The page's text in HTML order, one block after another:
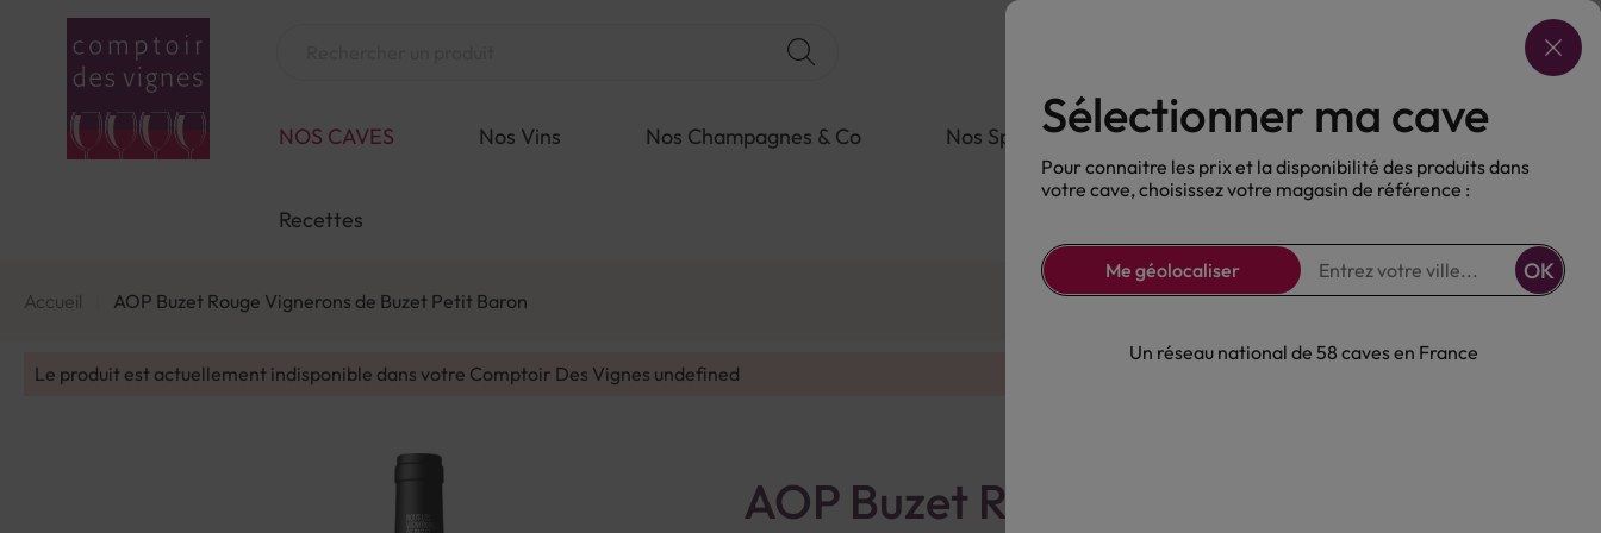
Choisir ma cave
NOS CAVES Nos Vins Nos Champagnes & Co Nos Spiritueux Nos Bières Sans alcool
Recettes
Accueil AOP Buzet Rouge Vignerons de Buzet Petit Baron
Le produit est actuellement indisponible dans votre Comptoir Des Vignes undefined
AOP Buzet Rouge Vignerons de
Sélectionner ma cave
Pour connaitre les prix et la disponibilité des produits dans
votre cave, choisissez votre magasin de référence :
Me géolocaliser OK
Un réseau national de 58 caves en France